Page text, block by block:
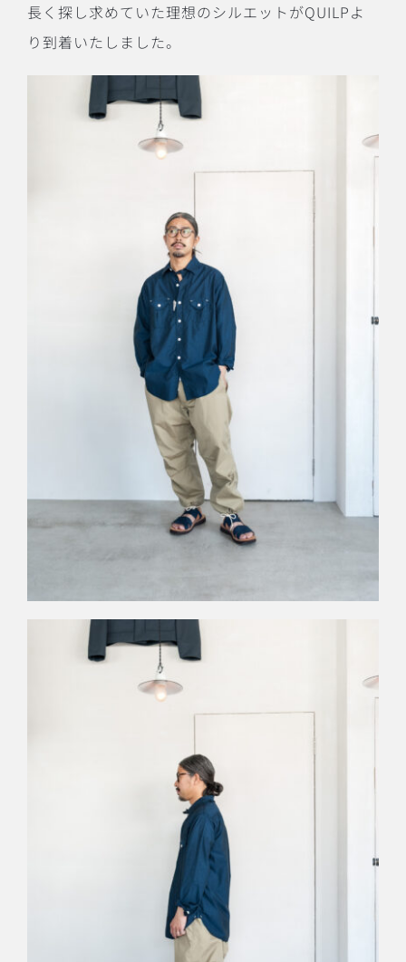
長く探し求めていた理想のシルエットがQUILPよ
り到着いたしました。